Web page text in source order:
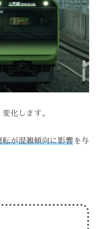
化します。
転が混雑傾向に影響を与